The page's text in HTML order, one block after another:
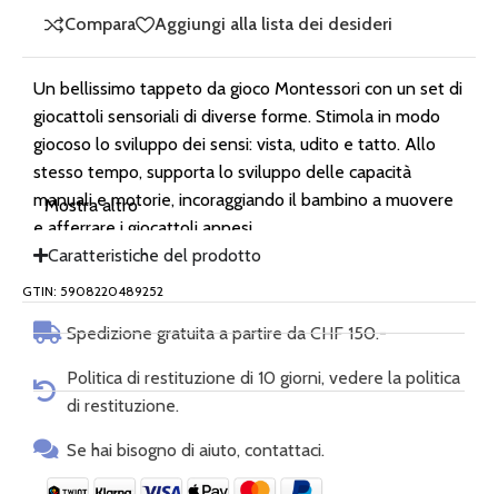
Compara Aggiungi alla lista dei desideri
Un bellissimo tappeto da gioco Montessori con un set di
giocattoli sensoriali di diverse forme. Stimola in modo
giocoso lo sviluppo dei sensi: vista, udito e tatto. Allo
stesso tempo, supporta lo sviluppo delle capacità
manuali e motorie, incoraggiando il bambino a muovere
e afferrare i giocattoli appesi.
Dettagli del prodotto:
Materiale: poliestere minky 47% + cotone 47% +
tessuto anallergico 6%.
Mostra altro
Caratteristiche del prodotto
GTIN: 5908220489252
Spedizione gratuita a partire da CHF 150.-
Politica di restituzione di 10 giorni, vedere la politica
di restituzione.
Se hai bisogno di aiuto, contattaci.